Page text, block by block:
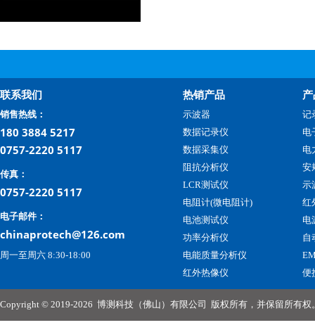
联系我们
销售热线：
180 3884 5217
0757-2220 5117
传真：
0757-2220 5117
电子邮件：
chinaprotech@126.com
周一至周六 8:30-18:00
热销产品
示波器
数据记录仪
数据采集仪
阻抗分析仪
LCR测试仪
电阻计(微电阻计)
电池测试仪
功率分析仪
电能质量分析仪
红外热像仪
记
电
电
安
示
红
电
自
便
Copyright © 2019-2026 博测科技（佛山）有限公司 版权所有，并保留所有